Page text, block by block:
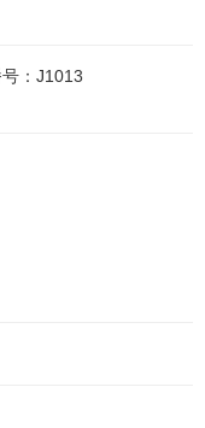
：J1013